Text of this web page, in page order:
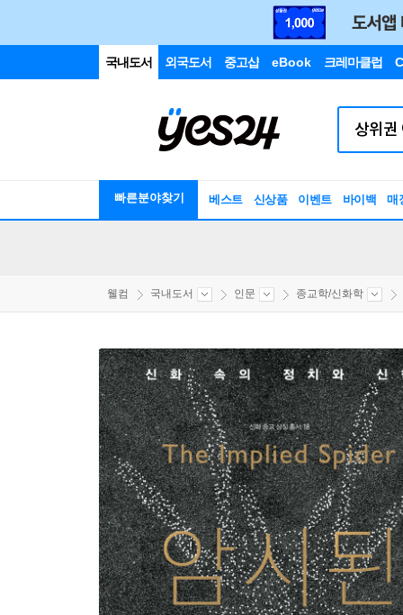
국내도서 외국도서 중고샵 eBook 크레마클럽
빠른분야찾기 베스트 신상품 이벤트 바이백 매
웰컴 국내도서 인문 종교학/신화학